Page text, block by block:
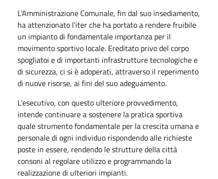
L’Amministrazione Comunale, fin dal suo insediamento,
ha attenzionato l’iter che ha portato a rendere fruibile
un impianto di fondamentale importanza per il
movimento sportivo locale. Ereditato privo del corpo
spogliatoi e di importanti infrastrutture tecnologiche e
di sicurezza, ci si è adoperati, attraverso il reperimento
di nuove risorse, ai fini del suo adeguamento.
L’esecutivo, con questo ulteriore provvedimento,
intende continuare a sostenere la pratica sportiva
quale strumento fondamentale per la crescita umana e
personale di ogni individuo rispondendo alle richieste
poste in essere, rendendo le strutture della città
consoni al regolare utilizzo e programmando la
realizzazione di ulteriori impianti.